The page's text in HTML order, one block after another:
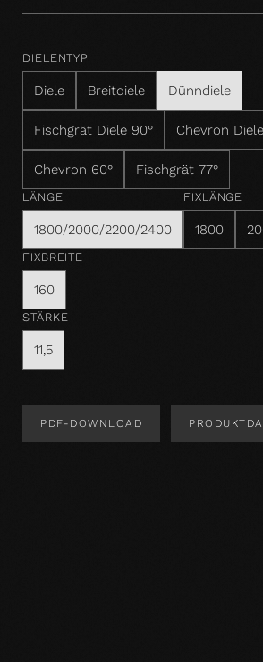
DIELENTYP
Diele Breitdiele Dünndiele
Fischgrät Diele 90° Chevron
Chevron 60° Fischgrät 77°
LÄNGE
1800/2000/2200/2400
FIXLÄNGE
1800
FIXBREITE
160
STÄRKE
11,5
PDF-DOWNLOAD